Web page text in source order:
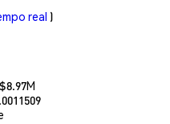
real )
$8.97M